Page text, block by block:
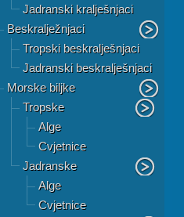
Jadranski kralješnjaci
Beskralježnjaci
Tropski beskralješnjaci
Jadranski beskralješnjaci
Morske biljke
Tropske
Alge
Cvjetnice
Jadranske
Alge
Cvjetnice